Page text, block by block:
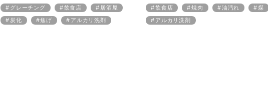
グレーチング
飲食店
居酒屋
炭化
焦げ アルカリ洗剤
飲食店
焼肉 油汚れ
煤
アルカリ洗剤